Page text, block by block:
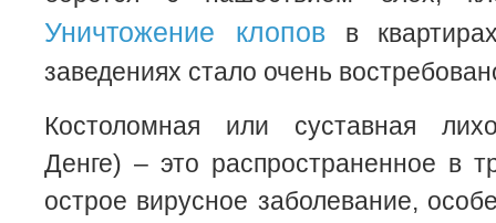
Уничтожение клоповв
заведениях стало очень
Костоломная или суставная
Денге) – это распространенное в
острое вирусное заболевание,